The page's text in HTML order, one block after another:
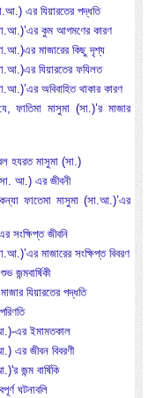
এর যিয়ারতের পদ্ধতি
কুম আগমণের কারণ
মাজারের কিছু দৃশ্য
যিয়ারতের ফযিলত
অবিবাহিত থাকার কারণ
ফাতিমা মাসুমা (সা.)’র মাজার
হযরত মাসুমা (সা.)
আ.) এর জীবনী
ফাতেমা মাসুমা (সা.আ.)’এর
সংক্ষিপ্ত জীবনি
মাজারের সংক্ষিপ্ত বিবরণ
যিয়ারতের পদ্ধতি
এর ইমামতকাল
এর জীবন বিবরণী
জন্ম বার্ষিকি
ঘটনাবলি